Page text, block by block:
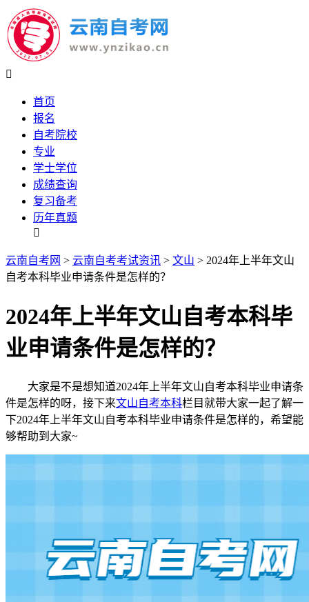

首页
报名
自考院校
专业
学士学位
成绩查询
复习备考
历年真题

云南自考网 > 云南自考考试资讯 > 文山 > 2024年上半年文山
自考本科毕业申请条件是怎样的？
2024年上半年文山自考本科毕
业申请条件是怎样的？
大家是不是想知道2024年上半年文山自考本科毕业申请条
件是怎样的呀，接下来文山自考本科栏目就带大家一起了解一
下2024年上半年文山自考本科毕业申请条件是怎样的，希望能
够帮助到大家~